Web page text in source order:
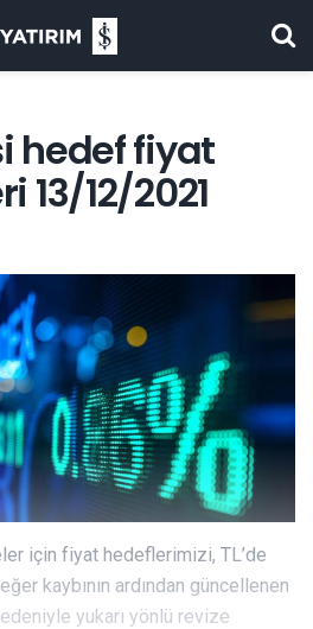
hedef fiyat
13/12/2021
için fiyat hedeflerimizi, TL’de
kaybının ardından güncellenen
yukarı yönlü revize